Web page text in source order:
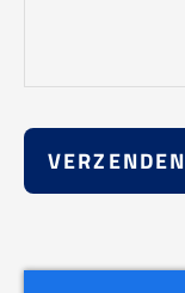
VERZENDEN